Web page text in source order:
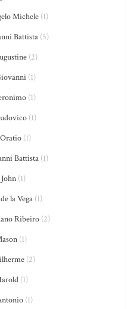
Michele(1)
Battista(5)
(2)
(1)
(1)
(1)
(1)
Battista (1)
(1)
la Vega (1)
Ribeiro (2)
(1)
(2)
(1)
(1)